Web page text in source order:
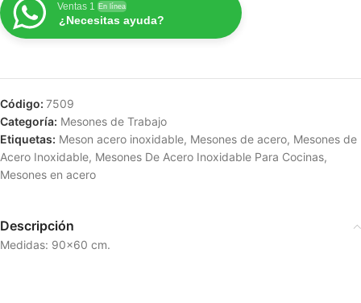
Ventas 1 En línea
¿Necesitas ayuda?
Código: 7509
Categoría: Mesones de Trabajo
Etiquetas: Meson acero inoxidable, Mesones de acero, Mesones de
Acero Inoxidable, Mesones De Acero Inoxidable Para Cocinas,
Mesones en acero
Descripción
Medidas: 90×60 cm.